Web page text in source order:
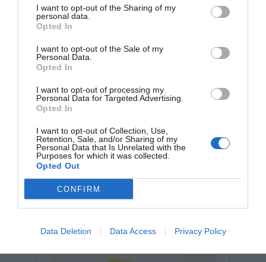
I want to opt-out of the Sharing of my
personal data.
Opted In
I want to opt-out of the Sale of my
Personal Data.
Opted In
I want to opt-out of processing my
Personal Data for Targeted Advertising.
Opted In
I want to opt-out of Collection, Use,
Retention, Sale, and/or Sharing of my
Personal Data that Is Unrelated with the
Purposes for which it was collected.
Opted Out
CONFIRM
Data Deletion Data Access Privacy Policy
ισχυρή "πράσινη" ταυτότητα που εκτιμάται από
σύγχρονους εκπαιδευτικούς οργανισμούς.